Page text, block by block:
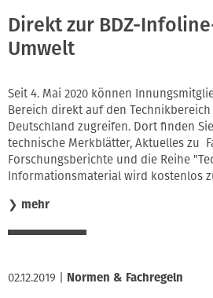
Direkt zur BDZ-
Umwelt
Seit 4. Mai 2020 können
Bereich direkt auf den
Deutschland zugreifen. Dort finden
technische Merkblätter, Aktuelles zu
Forschungsberichte und die Reihe
Informationsmaterial wird kostenlos
❯ mehr
02.12.2019 Normen & Fachregeln